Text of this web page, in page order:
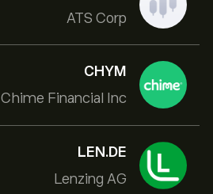
ATS Corp
CHYM
Chime Financial Inc
LEN.DE
Lenzing AG